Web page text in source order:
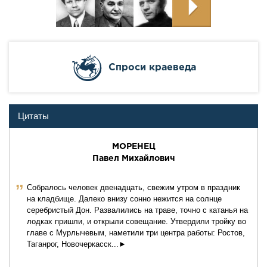
Cпроси краеведа
Цитаты
МОРЕНЕЦ
Павел Михайлович
ˮ Собралось человек двенадцать, свежим утром в праздник
на кладбище. Далеко внизу сонно нежится на солнце
серебристый Дон. Развалились на траве, точно с катанья на
лодках пришли, и открыли совещание. Утвердили тройку во
главе с Мурлычевым, наметили три центра работы: Ростов,
Таганрог, Новочеркасск...►